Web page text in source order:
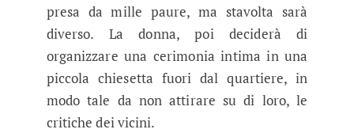
presa da mille paure, ma stavolta sarà
diverso. La donna, poi deciderà di
organizzare una cerimonia intima in una
piccola chiesetta fuori dal quartiere, in
modo tale da non attirare su di loro, le
critiche dei vicini.